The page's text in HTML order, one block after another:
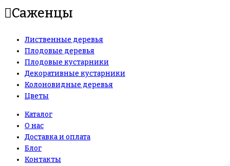
Саженцы
Лиственные деревья
Плодовые деревья
Плодовые кустарники
Декоративные кустарники
Колоновидные деревья
Цветы
Каталог
О нас
Доставка и оплата
Блог
Контакты